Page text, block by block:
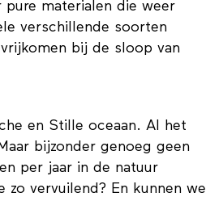
materialen die weer
verschillende soorten
bij de sloop van
en Stille oceaan. Al het
bijzonder genoeg geen
per jaar in de natuur
zo vervuilend? En kunnen we